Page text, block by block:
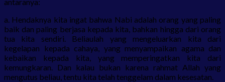
a. Hendaknya kita ingat bahwa Nabi adalah orang yang paling
baik dan paling berjasa kepada kita, bahkan hingga dari orang
tua kita sendiri. Beliaulah yang mengeluarkan kita dari
kegelapan kepada cahaya, yang menyampaikan agama dan
kebaikan kepada kita, yang memperingatkan kita dari
kemungkaran. Dan kalau bukan karena rahmat Allah yang
mengutus beliau, tentu kita telah tenggelam dalam kesesatan.